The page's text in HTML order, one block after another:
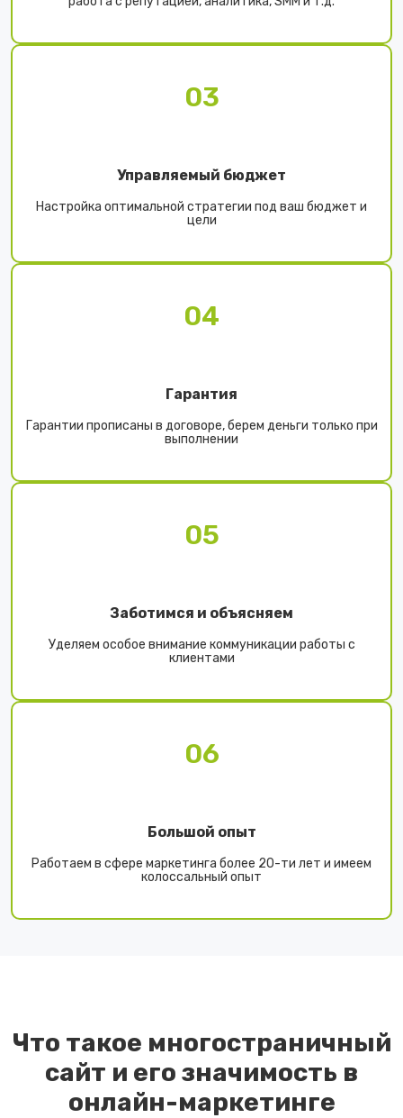
03
Управляемый бюджет
Настройка оптимальной стратегии под ваш бюджет и
цели
04
Гарантия
Гарантии прописаны в договоре, берем деньги только при
выполнении
05
Заботимся и объясняем
Уделяем особое внимание коммуникации работы с
клиентами
06
Большой опыт
Работаем в сфере маркетинга более 20-ти лет и имеем
колоссальный опыт
Что такое многостраничный
сайт и его значимость в
онлайн-маркетинге